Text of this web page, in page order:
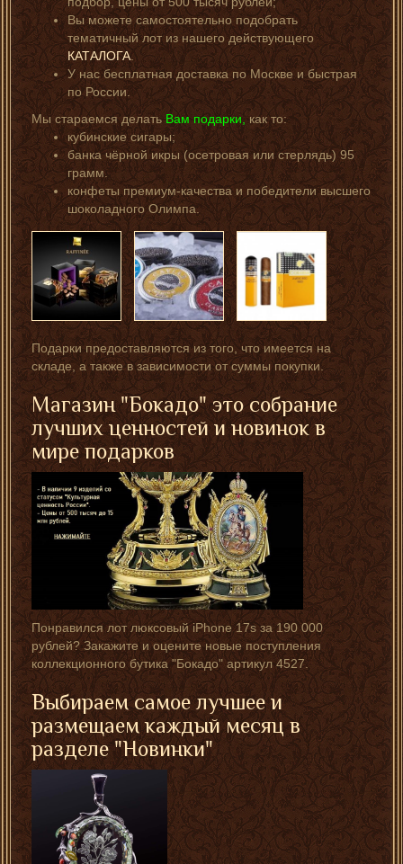
Вы можете самостоятельно подобрать
тематичный лот из нашего действующего
КАТАЛОГА.
У нас бесплатная доставка по Москве и быстрая
по России.
Мы стараемся делатьВам подарки,как то:
кубинские сигары;
банка чёрной икры (осетровая или стерлядь) 95
грамм.
конфеты премиум-качества и победители высшего
шоколадного Олимпа.
Подарки предоставляются из того, что имеется на
складе, а также в зависимости от суммы покупки.
Магазин "Бокадо" это собрание
лучших ценностей и новинок в
мире подарков
Понравился лот люксовый iPhone 17s за 190 000
рублей? Закажите и оцените новые поступления
коллекционного бутика "Бокадо" артикул 4527.
Выбираем самое лучшее и
размещаем каждый месяц в
разделе "Новинки"